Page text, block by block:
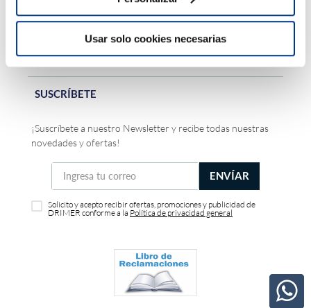
Usar solo cookies necesarias
DRIMER
ATENCIÓN AL CLIENTE
SUSCRÍBETE
¡Suscríbete a nuestro Newsletter y recibe todas nuestras
novedades y ofertas!
ENVÍAR
Solicito y acepto recibir ofertas, promociones y publicidad de
DRIMER conforme a la Política de privacidad general